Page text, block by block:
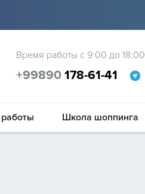
Время работы с 9:00 до
+99890 178-61-41
Школа шоппинга